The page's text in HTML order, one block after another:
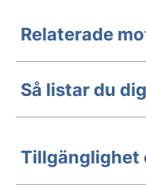
Relaterade
Så listar du
Tillgänglighet